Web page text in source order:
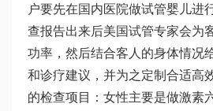
户要先在国内医院做试管婴儿进
查报告出来后美国试管专家会为
功率，然后结合客人的身体情况
和诊疗建议，并为之定制合适高
的检查项目：女性主要是做激素